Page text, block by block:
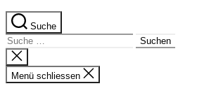
Suche
Suche
nach:
Suche
schliessen
Menü schliessen